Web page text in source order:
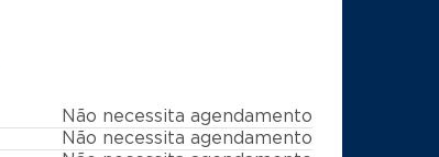
Não necessita agendamento
Não necessita agendamento